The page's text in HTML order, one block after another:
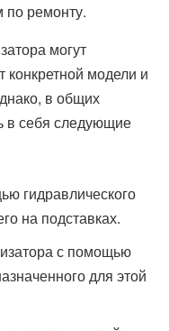
по ремонту.
могут
конкретной модели и
в общих
в себя следующие
гидравлического
на подставках.
с помощью
для этой